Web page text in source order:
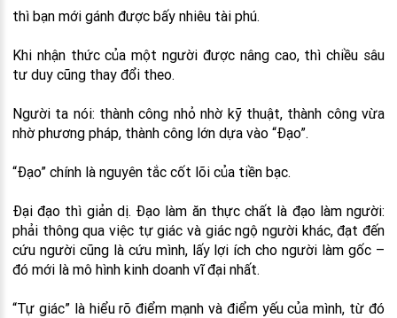
thì bạn mới gánh được bấy nhiêu tài phú.
Khi nhận thức của một người được nâng cao, thì chiều sâu
tư duy cũng thay đổi theo.
Người ta nói: thành công nhỏ nhờ kỹ thuật, thành công vừa
nhờ phương pháp, thành công lớn dựa vào “Đạo”.
“Đạo” chính là nguyên tắc cốt lõi của tiền bạc.
Đại đạo thì giản dị. Đạo làm ăn thực chất là đạo làm người:
phải thông qua việc tự giác và giác ngộ người khác, đạt đến
cứu người cũng là cứu mình, lấy lợi ích cho người làm gốc –
đó mới là mô hình kinh doanh vĩ đại nhất.
“Tự giác” là hiểu rõ điểm mạnh và điểm yếu của mình, từ đó